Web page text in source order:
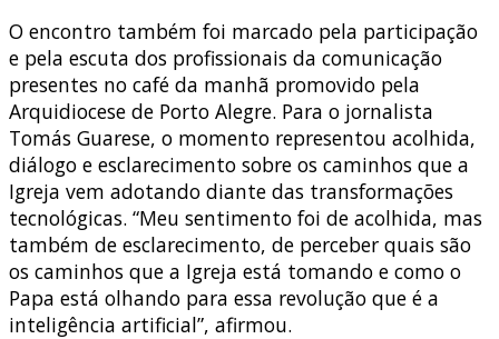
O encontro também foi marcado pela participação
e pela escuta dos profissionais da comunicação
presentes no café da manhã promovido pela
Arquidiocese de Porto Alegre. Para o jornalista
Tomás Guarese, o momento representou acolhida,
diálogo e esclarecimento sobre os caminhos que a
Igreja vem adotando diante das transformações
tecnológicas. “Meu sentimento foi de acolhida, mas
também de esclarecimento, de perceber quais são
os caminhos que a Igreja está tomando e como o
Papa está olhando para essa revolução que é a
inteligência artificial”, afirmou.